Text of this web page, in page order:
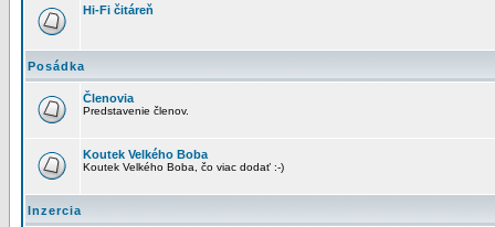
Hi-Fi čitáreň
Posádka
Členovia
Predstavenie členov.
Koutek Velkého Boba
Koutek Velkého Boba, čo viac dodať :-)
Inzercia